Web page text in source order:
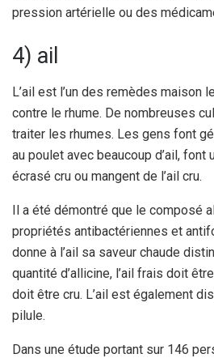
pression artérielle ou des
4) ail
L’ail est l’un des remèdes maison
contre le rhume. De nombreuses
traiter les rhumes. Les gens font
au poulet avec beaucoup d’ail, font
écrasé cru ou mangent de l’ail cru.
Il a été démontré que le composé
propriétés antibactériennes et
donne à l’ail sa saveur chaude
quantité d’allicine, l’ail frais doit
doit être cru. L’ail est également
pilule.
Dans une étude portant sur 146